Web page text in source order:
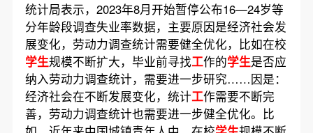
统计局表示，2023年8月开始暂停公布16—24岁等
分年龄段调查失业率数据，主要原因是经济社会发
展变化，劳动力调查统计需要健全优化，比如在校
学生规模不断扩大，毕业前寻找工作的学生是否应
纳入劳动力调查统计，需要进一步研究……因是：
经济社会在不断发展变化，统计工作需要不断完
善，劳动力调查统计也需要进一步健全优化。比